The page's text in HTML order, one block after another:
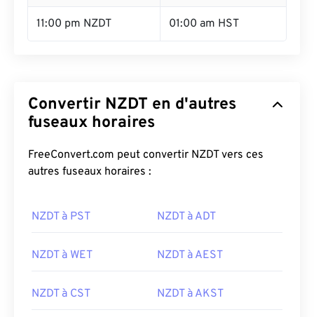
11:00 pm NZDT 01:00 am HST
Convertir NZDT en d'autres
fuseaux horaires
FreeConvert.com peut convertir NZDT vers ces
autres fuseaux horaires :
NZDT à PST NZDT à ADT
NZDT à WET NZDT à AEST
NZDT à CST NZDT à AKST